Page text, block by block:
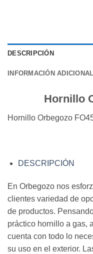
DESCRIPCIÓN
INFORMACIÓN ADICIONAL
Hornillo
Hornillo Orbegozo
DESCRIPCIÓN
En Orbegozo nos
clientes variedad de
de productos.
práctico hornillo a gas,
cuenta con todo lo
su uso en el exterior.